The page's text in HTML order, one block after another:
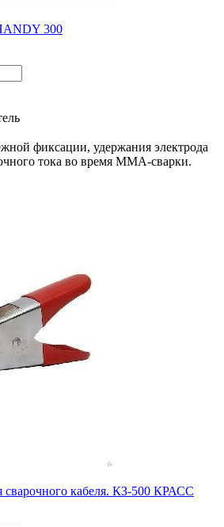
300
фиксации, удержания электрода
тока во время MMA-сварки.
сварочного кабеля. КЗ-500 КРАСС